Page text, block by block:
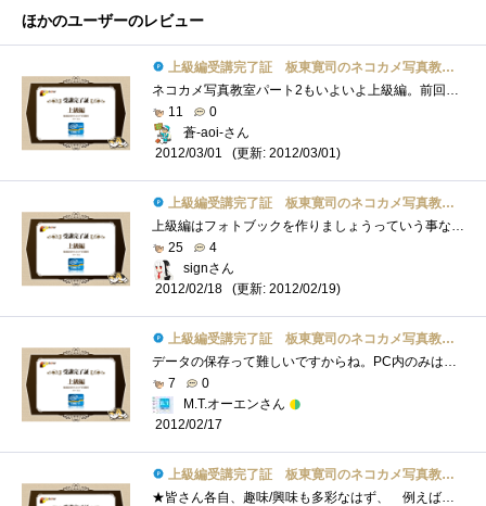
ほかのユーザーのレビュー
上級編受講完了証 板東寛司のネコカメ写真教室パート2
ネコカメ写真教室パート2もいよいよ上級編。前回のスライドショーもなかなか楽しみましたが、今回はフォトブックということで「物」としてで�...
11
0
蒼-aoi-さん
2012/03/01
(更新: 2012/03/01)
上級編受講完了証 板東寛司のネコカメ写真教室パート2
上級編はフォトブックを作りましょうっていう事なんですネ。私、今まで写真を撮ってもたまに印刷くらいはしますけど、フォトブックを作ろう�...
25
4
signさん
2012/02/18
(更新: 2012/02/19)
上級編受講完了証 板東寛司のネコカメ写真教室パート2
データの保存って難しいですからね。PC内のみは論外ですが、DVD等に焼いた程度では数年で消えたりします。SDカードなんかに入れたまま保存する�...
7
0
M.T.オーエンさん
2012/02/17
上級編受講完了証 板東寛司のネコカメ写真教室パート2
★皆さん各自、趣味/興味も多彩なはず、 例えば星座、ペット、城などの歴史的建造物、アンティーク、 各種スポーツ、旅行の思い出、レシピ�...